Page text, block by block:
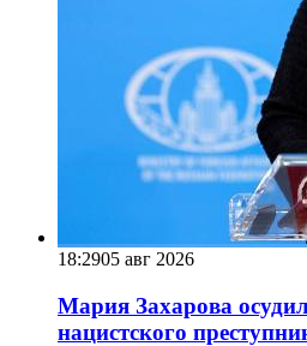
18:2905 авг 2026
Мария Захарова
нацистского